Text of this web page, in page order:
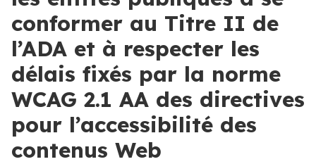
conformer au Titre II de
l’ADA et à respecter les
délais fixés par la norme
WCAG 2.1 AA des directives
pour l’accessibilité des
contenus Web